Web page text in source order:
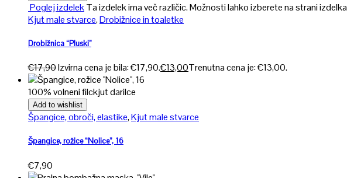
Poglej izdelekTa izdelek ima več različic. Možnosti lahko izberete na strani izdelka
Kjut male stvarce,Drobižnice in toaletke
Drobižnica “Pluski”
€17,90Izvirna cena je bila: €17,90.€13,00Trenutna cena je: €13,00.
100% volneni filckjut darilce
Add to wishlist
Špangice, obroči, elastike,Kjut male stvarce
Špangice, rožice “Nolice”, 16
€7,90